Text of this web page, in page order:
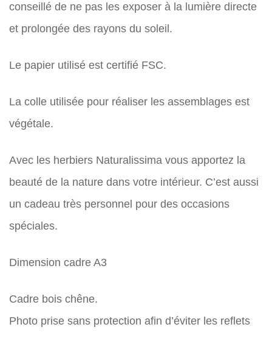
conseillé de ne pas les exposer à la lumière directe
et prolongée des rayons du soleil.
Le papier utilisé est certifié FSC.
La colle utilisée pour réaliser les assemblages est
végétale.
Avec les herbiers Naturalissima vous apportez la
beauté de la nature dans votre intérieur. C’est aussi
un cadeau très personnel pour des occasions
spéciales.
Dimension cadre A3
Cadre bois chêne.
Photo prise sans protection afin d’éviter les reflets